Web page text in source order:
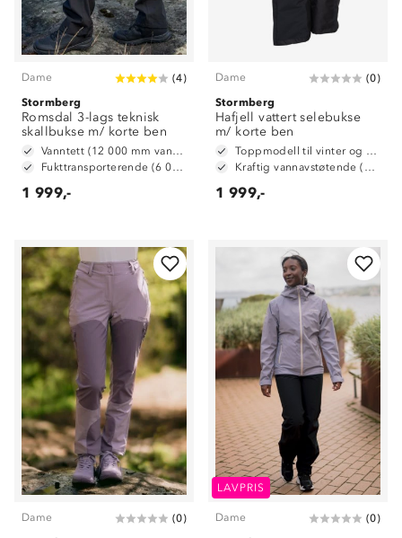
Dame (4)
Stormberg
Romsdal 3-lags teknisk
skallbukse m/ korte ben
Vanntett (12 000 mm vannsøyle)
Fukttransporterende (6 000 g/ m2/ 24t)
1 999,-
Dame (0)
Stormberg
Hafjell vattert selebukse
m/ korte ben
Toppmodell til vinter og alpint
Kraftig vannavstøtende (6 000mm vannsøyle)
1 999,-
Dame (0)
LAVPRIS
Dame (0)